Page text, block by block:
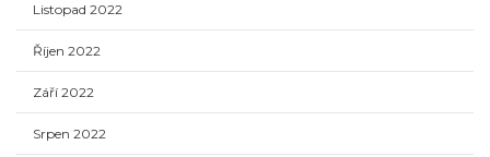
Listopad 2022
Říjen 2022
Září 2022
Srpen 2022